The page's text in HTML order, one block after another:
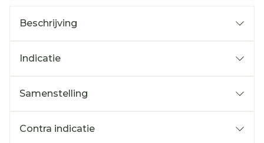
Beschrijving
Indicatie
Samenstelling
Contra indicatie